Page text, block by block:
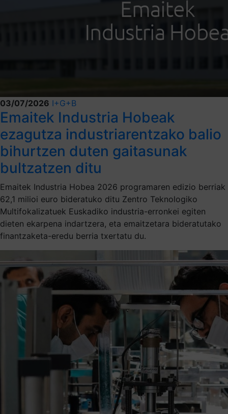
03/07/2026 I+G+B
Emaitek Industria Hobeak
ezagutza industriarentzako balio
bihurtzen duten gaitasunak
bultzatzen ditu
Emaitek Industria Hobea 2026 programaren edizio berriak
62,1 milioi euro bideratuko ditu Zentro Teknologiko
Multifokalizatuek Euskadiko industria-erronkei egiten
dieten ekarpena indartzera, eta emaitzetara bideratutako
finantzaketa-eredu berria txertatu du.